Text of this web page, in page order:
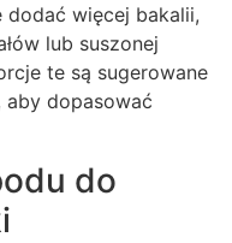
dodać więcej bakalii,
lub suszonej
te są sugerowane
dopasować
do